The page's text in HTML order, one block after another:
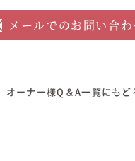
ニュース ブ
オーナー様Q&A
メールでのお問い合わ
オーナー様Q＆A一覧にもど